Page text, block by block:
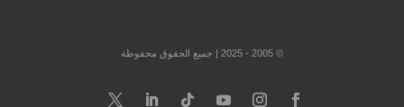
© 2005 - 2025 | جميع الحقوق محفوظة